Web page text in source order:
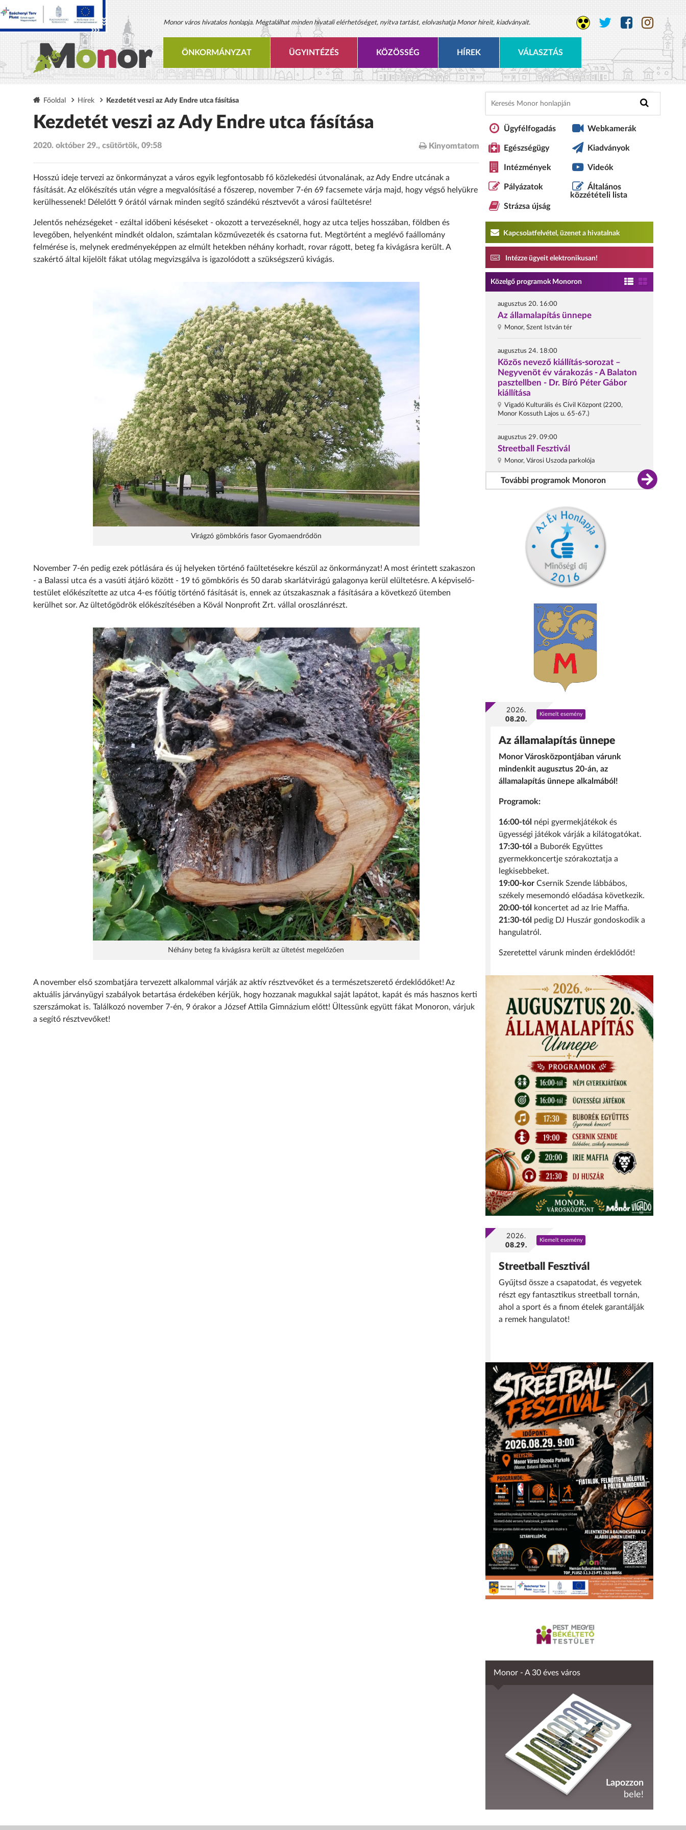
Monor város hivatalos honlapja. Megtalálhat minden hivatali elérhetőséget, nyitva tartást, elolvashatja Monor híreit, kiadványait.
ÖNKORMÁNYZAT ÜGYINTÉZÉS KÖZÖSSÉG HÍREK VÁLASZTÁS
Főoldal Hírek Kezdetét veszi az Ady Endre utca fásítása
Kezdetét veszi az Ady Endre utca fásítása
2020. október 29., csütörtök, 09:58 Kinyomtatom
Hosszú ideje tervezi az önkormányzat a város egyik legfontosabb fő közlekedési útvonalának, az Ady Endre utcának a
fásítását. Az előkészítés után végre a megvalósításé a főszerep, november 7-én 69 facsemete várja majd, hogy végső helyükre
kerülhessenek! Délelőtt 9 órától várnak minden segítő szándékú résztvevőt a városi faültetésre!
Jelentős nehézségeket - ezáltal időbeni késéseket - okozott a tervezéseknél, hogy az utca teljes hosszában, földben és
levegőben, helyenként mindkét oldalon, számtalan közművezeték és csatorna fut. Megtörtént a meglévő faállomány
felmérése is, melynek eredményeképpen az elmúlt hetekben néhány korhadt, rovar rágott, beteg fa kivágásra került. A
szakértő által kijelölt fákat utólag megvizsgálva is igazolódott a szükségszerű kivágás.
Virágzó gömbkőris fasor Gyomaendrődön
November 7-én pedig ezek pótlására és új helyeken történő faültetésekre készül az önkormányzat! A most érintett szakaszon
- a Balassi utca és a vasúti átjáró között - 19 tő gömbkőris és 50 darab skarlátvirágú galagonya kerül elültetésre. A képviselő-
testület előkészítette az utca 4-es főútig történő fásítását is, ennek az útszakasznak a fásítására a következő ütemben
kerülhet sor. Az ültetőgödrök előkészítésében a Kövál Nonprofit Zrt. vállal oroszlánrészt.
Néhány beteg fa kivágásra került az ültetést megelőzően
A november első szombatjára tervezett alkalommal várják az aktív résztvevőket és a természetszerető érdeklődőket! Az
aktuális járványügyi szabályok betartása érdekében kérjük, hogy hozzanak magukkal saját lapátot, kapát és más hasznos kerti
szerszámokat is. Találkozó november 7-én, 9 órakor a József Attila Gimnázium előtt! Ültessünk együtt fákat Monoron, várjuk
a segítő résztvevőket!
Ügyfélfogadás
Egészségügy
Intézmények
Pályázatok
Strázsa újság
Webkamerák
Kiadványok
Videók
Általános
közzétételi lista
Kapcsolatfelvétel, üzenet a hivatalnak
Intézze ügyeit elektronikusan!
Közelgő programok Monoron
augusztus 20. 16:00
Az államalapítás ünnepe
Monor, Szent István tér
augusztus 24. 18:00
Közös nevező kiállítás-sorozat –
Negyvenöt év várakozás - A Balaton
pasztellben - Dr. Bíró Péter Gábor
kiállítása
Vigadó Kulturális és Civil Központ (2200,
Monor Kossuth Lajos u. 65-67.)
augusztus 29. 09:00
Streetball Fesztivál
Monor, Városi Uszoda parkolója
További programok Monoron
2026.
08.20.
Kiemelt esemény
Az államalapítás ünnepe
Monor Városközpontjában várunk
mindenkit augusztus 20-án, az
államalapítás ünnepe alkalmából!
Programok:
16:00-tól népi gyermekjátékok és
ügyességi játékok várják a kilátogatókat.
17:30-tól a Buborék Együttes
gyermekkoncertje szórakoztatja a
legkisebbeket.
19:00-kor Csernik Szende lábbábos,
székely mesemondó előadása következik.
20:00-tól
koncertet ad az Irie Maffia.
21:30-tól pedig DJ Huszár gondoskodik a
hangulatról.
Szeretettel várunk minden érdeklődőt!
2026.
08.29.
Kiemelt esemény
Streetball Fesztivál
Gyűjtsd össze a csapatodat, és vegyetek
részt egy fantasztikus streetball tornán,
ahol a sport és a finom ételek garantálják
a remek hangulatot!
Monor - A 30 éves város
Lapozzon
bele!